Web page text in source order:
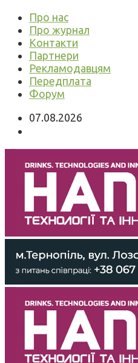
Про нас
Про журнал
Контакти
Партнери
Рекламодавцям
Передплата
Форум
07.08.2026